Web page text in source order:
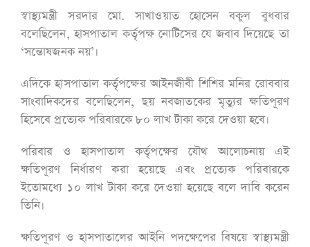
স্বাস্থ্যমন্ত্রী সরদার মো. সাখাওয়াত হোসেন বকুল বুধবার
বলেছিলেন, হাসপাতাল কর্তৃপক্ষ নোটিসের যে জবাব দিয়েছে তা
‘সন্তোষজনক নয়’।
এদিকে হাসপাতাল কর্তৃপক্ষের আইনজীবী শিশির মনির রোববার
সাংবাদিকদের বলেছিলেন, ছয় নবজাতকের মৃত্যুর ক্ষতিপূরণ
হিসেবে প্রত্যেক পরিবারকে ৮০ লাখ টাকা করে দেওয়া হবে।
পরিবার ও হাসপাতাল কর্তৃপক্ষের যৌথ আলোচনায় এই
ক্ষতিপূরণ নির্ধারণ করা হয়েছে এবং প্রত্যেক পরিবারকে
ইতোমধ্যে ১০ লাখ টাকা করে দেওয়া হয়েছে বলে দাবি করেন
তিনি।
ক্ষতিপূরণ ও হাসপাতালের আইনি পদক্ষেপের বিষয়ে স্বাস্থ্যমন্ত্রী